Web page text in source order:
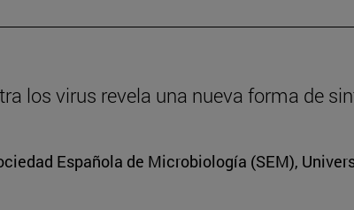
los virus revela una nueva forma de
Española de Microbiología (SEM),